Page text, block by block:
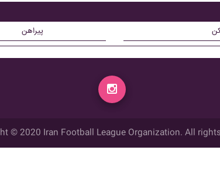
پیراهن
© 2020 Iran Football League Organization. All